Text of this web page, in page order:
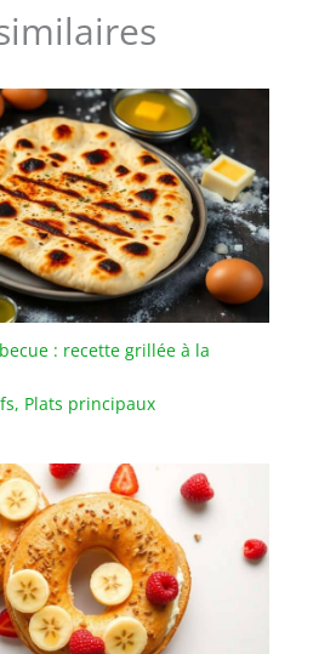
: recette grillée à la
, Plats principaux